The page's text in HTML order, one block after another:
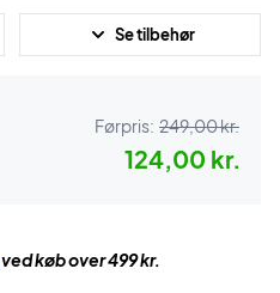
Se tilbehør
Førpris: 249,00 kr.
124,00 kr.
ved køb over 499 kr.